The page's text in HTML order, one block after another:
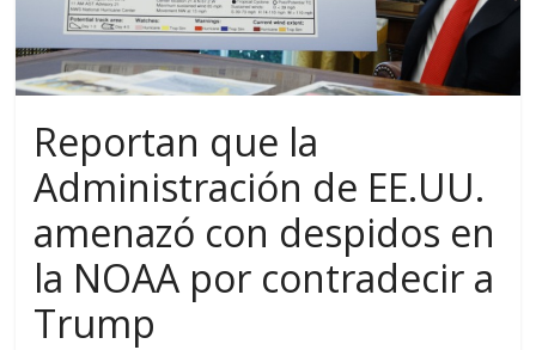
Reportan que la
Administración de EE.UU.
amenazó con despidos en
la NOAA por contradecir a
Trump